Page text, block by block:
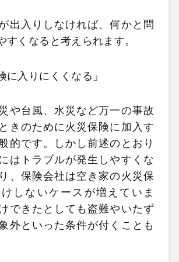
出入りしなければ、何かと問
すくなると考えられます。
に入りにくくなる」
や台風、水災など万一の事故
きのために火災保険に加入す
的です。しかし前述のとおり
はトラブルが発生しやすくな
、保険会社は空き家の火災保
しないケースが増えていま
できたとしても盗難やいたず
外といった条件が付くことも